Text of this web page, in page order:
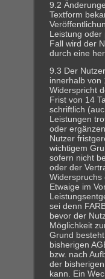
9.2
Textform
Leistung
Fall wird der
durch eine
9.3 Der
innerhalb von
Widerspricht
Frist von 14
schriftlich
Leistungen
oder
Nutzer
wichtigem
sofern nicht
oder der
Widerspruchs
Etwaige im
sei denn
bevor der
Möglichkeit
Grund
bisherigen
bzw. nach
der
kann. Ein